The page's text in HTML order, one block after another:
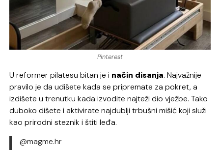
Pinterest
U reformer pilatesu bitan je i način disanja. Najvažnije
pravilo je da udišete kada se pripremate za pokret, a
izdišete u trenutku kada izvodite najteži dio vježbe. Tako
duboko dišete i aktivirate najdublji trbušni mišić koji služi
kao prirodni steznik i štiti leđa.
@magme.hr